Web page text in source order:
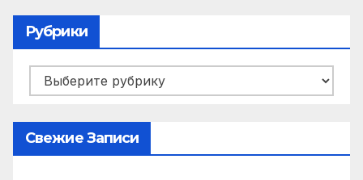
Рубрики
Рубрики
Свежие Записи